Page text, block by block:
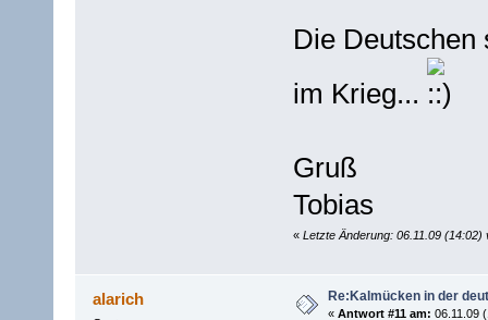
Die Deutschen
im Krieg...
Gruß
Tobias
« Letzte Änderung: 06.11.09 (14:02)
alarich Re:Kalmücken in der
« Antwort #11 am: 06.11.09